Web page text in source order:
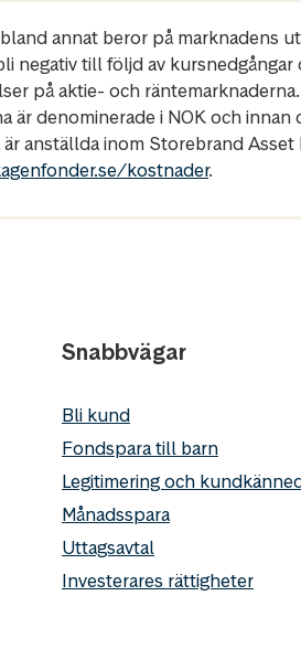
annat beror på marknadens
till följd av
på aktie- och
denominerade i NOK och
anställda inom Storebrand Asset
kostnader.
Snabbvägar
Bli kund
Fondspara till barn
Legitimering och
Månadsspara
Uttagsavtal
Investerares rättigheter